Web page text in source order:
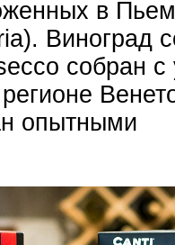
в
Виноград
собран с
опытными